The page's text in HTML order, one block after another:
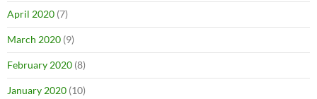
April 2020 (7)
March 2020 (9)
February 2020 (8)
January 2020 (10)